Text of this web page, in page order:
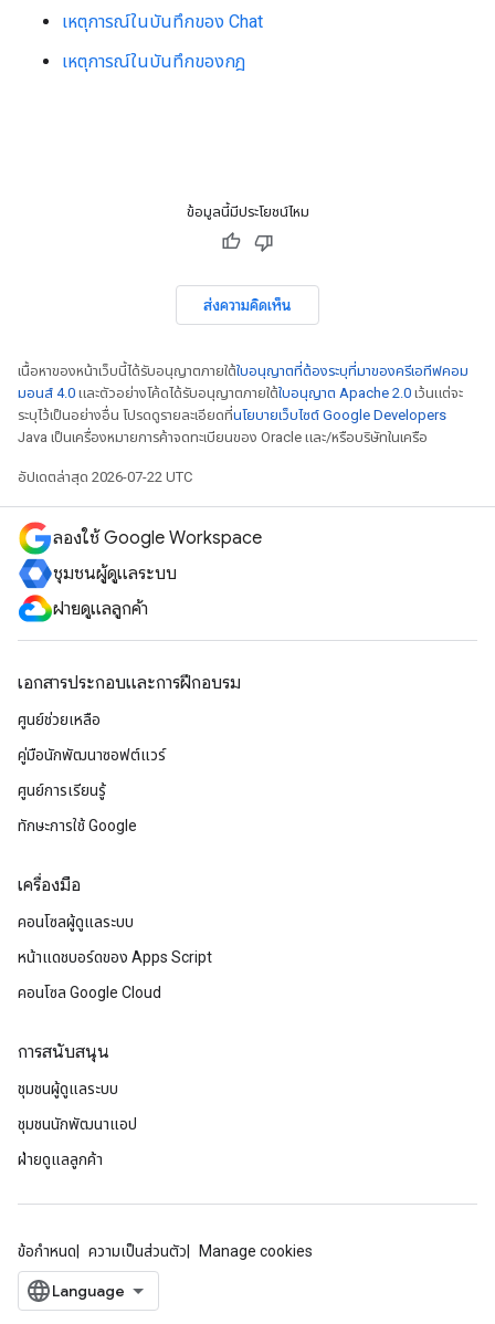
เหตุการณ์ในบันทึกของ Chat
เหตุการณ์ในบันทึกของกฎ
ข้อมูลนี้มีประโยชน์ไหม
ส่งความคิดเห็น
เนื้อหาของหน้าเว็บนี้ได้รับอนุญาตภายใต้ใบอนุญาตที่ต้องระบุที่มาของครีเอทีฟคอม
มอนส์ 4.0 และตัวอย่างโค้ดได้รับอนุญาตภายใต้ใบอนุญาต Apache 2.0 เว้นแต่จะ
ระบุไว้เป็นอย่างอื่น โปรดดูรายละเอียดที่นโยบายเว็บไซต์ Google Developers
Java เป็นเครื่องหมายการค้าจดทะเบียนของ Oracle และ/หรือบริษัทในเครือ
อัปเดตล่าสุด 2026-07-22 UTC
ลองใช้ Google Workspace
ชุมชนผู้ดูแลระบบ
ฝ่ายดูแลลูกค้า
เอกสารประกอบและการฝึกอบรม
ศูนย์ช่วยเหลือ
คู่มือนักพัฒนาซอฟต์แวร์
ศูนย์การเรียนรู้
ทักษะการใช้ Google
เครื่องมือ
คอนโซลผู้ดูแลระบบ
หน้าแดชบอร์ดของ Apps Script
คอนโซล Google Cloud
การสนับสนุน
ชุมชนผู้ดูแลระบบ
ชุมชนนักพัฒนาแอป
ฝ่ายดูแลลูกค้า
ข้อกำหนด ความเป็นส่วนตัว Manage cookies